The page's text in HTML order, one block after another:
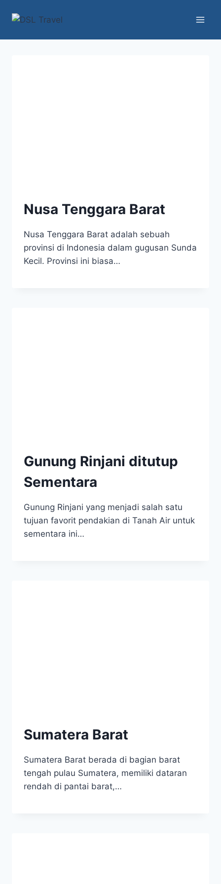
Nusa Tenggara Barat
Nusa Tenggara Barat adalah sebuah
provinsi di Indonesia dalam gugusan Sunda
Kecil. Provinsi ini biasa…
Gunung Rinjani ditutup
Sementara
Gunung Rinjani yang menjadi salah satu
tujuan favorit pendakian di Tanah Air untuk
sementara ini…
Sumatera Barat
Sumatera Barat berada di bagian barat
tengah pulau Sumatera, memiliki dataran
rendah di pantai barat,…